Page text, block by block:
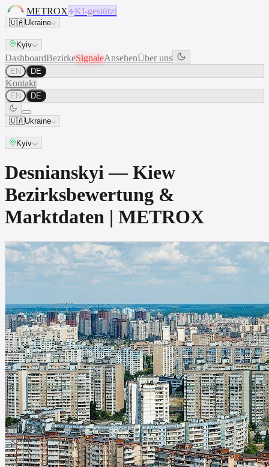
METROX KI-gestützt
🇺🇦Ukraine
Kyiv
DashboardBezirkeSignaleAnsehenÜber uns
EN DE
Kontakt
EN DE
🇺🇦Ukraine
Kyiv
Desnianskyi — Kiew
Bezirksbewertung &
Marktdaten | METROX